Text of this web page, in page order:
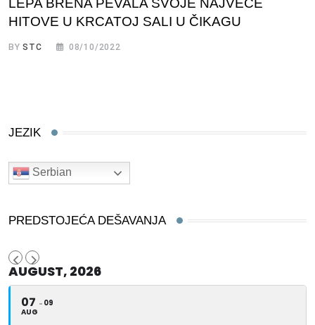
LEPA BRENA PEVALA SVOJE NAJVEĆE
HITOVE U KRCATOJ SALI U ČIKAGU
BYSTC 08/10/2022
JEZIK
Serbian
PREDSTOJEĆA DEŠAVANJA
AUGUST, 2026
07
AUG
09